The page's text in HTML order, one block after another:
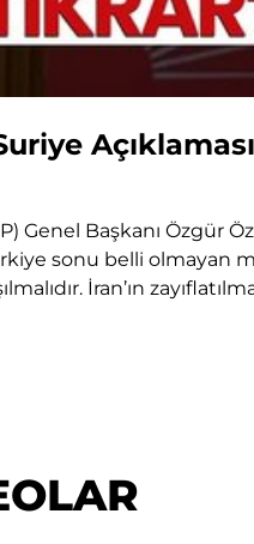
Genel Başkanı Özgür
sonu belli olmayan
İran’ın